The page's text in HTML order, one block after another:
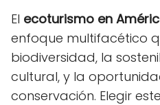
El ecoturismo en
enfoque multifacético
biodiversidad, la
cultural, y la
conservación. Elegir